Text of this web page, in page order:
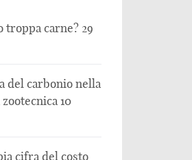
troppa carne? 29
del carbonio nella
10
cifra del costo